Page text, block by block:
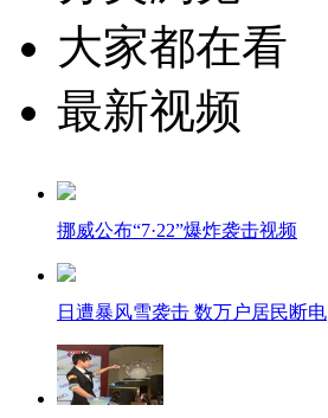
大家都在看
最新视频
挪威公布“7·22”爆炸袭击视频
日遭暴风雪袭击 数万户居民断电